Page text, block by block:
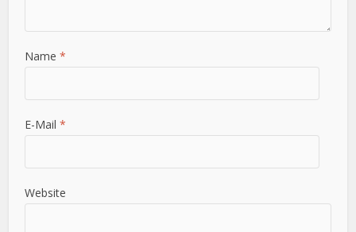
Name*
E-Mail*
Website